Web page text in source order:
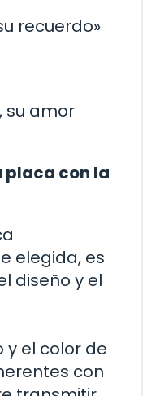
recuerdo»
su amor
placa con la
elegida, es
diseño y el
el color de
con